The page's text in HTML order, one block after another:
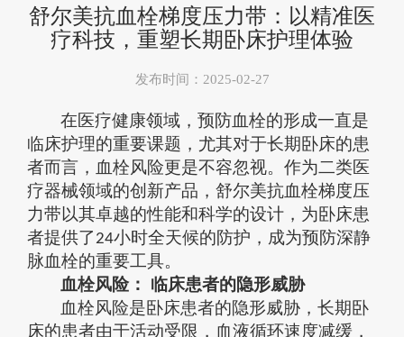
舒尔美抗血栓梯度压力带：以精准医
疗科技，重塑长期卧床护理体验
发布时间：2025-02-27
在医疗健康领域，预防血栓的形成一直是
临床护理的重要课题，尤其对于长期卧床的患
者而言，血栓风险更是不容忽视。作为二类医
疗器械领域的创新产品，舒尔美抗血栓梯度压
力带以其卓越的性能和科学的设计，为卧床患
者提供了24小时全天候的防护，成为预防深静
脉血栓的重要工具。
血栓风险：
临床患者的隐形威胁
血栓风险是卧床患者的隐形威胁，长期卧
床的患者由于活动受限，血液循环速度减缓，